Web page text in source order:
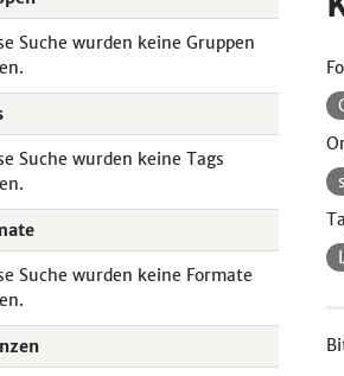
Suche wurden keine Gruppen
Suche wurden keine Tags
Suche wurden keine Formate